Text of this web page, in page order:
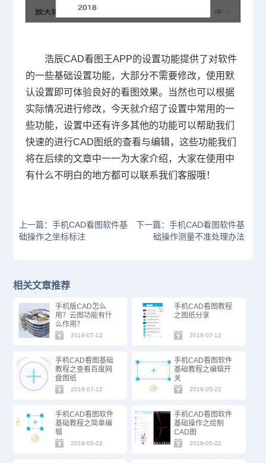
浩辰CAD看图王APP的设置功能提供了对软件
的一些基础设置功能，大部分不需要修改，使用默
认设置即可体验良好的看图效果。当然也可以根据
实际情况进行修改，今天就介绍了设置中常用的一
些功能，设置中还有许多其他的功能可以帮助我们
快速的进行CAD图纸的查看与编辑，这些功能我们
将在后续的文章中一一为大家介绍，大家在使用中
有什么不明白的地方都可以联系我们客服哦！
上一篇：手机CAD看图软件基
础操作之坐标标注
下一篇：手机CAD看图软件基
础操作测量不准处理办法
相关文章推荐
手机版CAD怎么
用？云图功能有什
么作用？
2019-07-12
手机CAD看图教程
之图纸分享
2019-07-12
手机CAD看图基础
教程之查看百度网
盘图纸
2019-07-12
手机CAD看图软件
基础教程之编辑开
关
2019-05-22
手机CAD看图软件
基础教程之简单编
辑
2019-05-22
手机CAD看图软件
基础操作之绘制
CAD图
2019-05-22